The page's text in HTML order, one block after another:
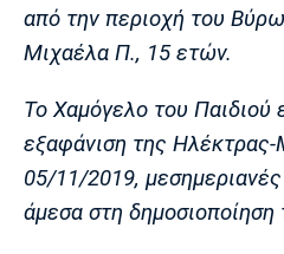
Μάντσεστερ
Λίβερπουλ
Σίτι
από την περιοχή του
Μιχαέλα Π., 15 ετών.
Το Χαμόγελο του Παιδιού
εξαφάνιση της
05/11/2019,
άμεσα στη